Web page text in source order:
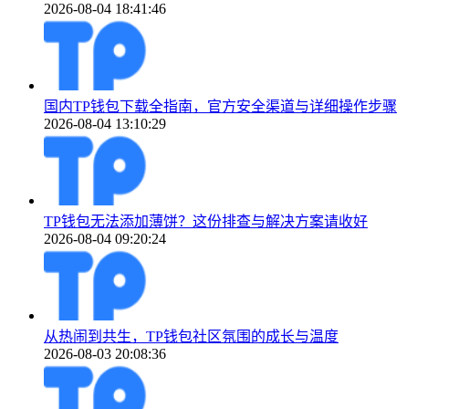
2026-08-04 18:41:46
国内TP钱包下载全指南，官方安全渠道与详细操作步骤
2026-08-04 13:10:29
TP钱包无法添加薄饼？这份排查与解决方案请收好
2026-08-04 09:20:24
从热闹到共生，TP钱包社区氛围的成长与温度
2026-08-03 20:08:36